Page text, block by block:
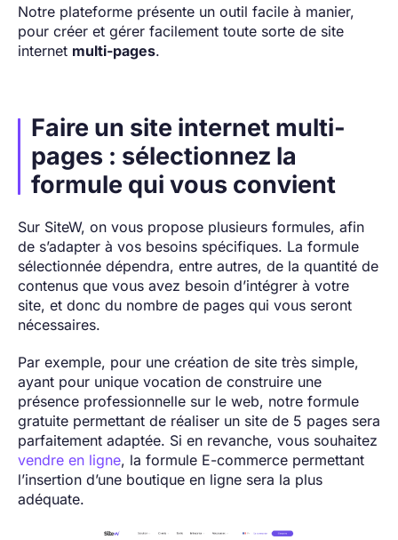
Notre plateforme présente un outil facile à manier,
pour créer et gérer facilement toute sorte de site
internet multi-pages.
Faire un site internet multi-
pages : sélectionnez la
formule qui vous convient
Sur SiteW, on vous propose plusieurs formules, afin
de s’adapter à vos besoins spécifiques. La formule
sélectionnée dépendra, entre autres, de la quantité de
contenus que vous avez besoin d’intégrer à votre
site, et donc du nombre de pages qui vous seront
nécessaires.
Par exemple, pour une création de site très simple,
ayant pour unique vocation de construire une
présence professionnelle sur le web, notre formule
gratuite permettant de réaliser un site de 5 pages sera
parfaitement adaptée. Si en revanche, vous souhaitez
vendre en ligne, la formule E-commerce permettant
l’insertion d’une boutique en ligne sera la plus
adéquate.